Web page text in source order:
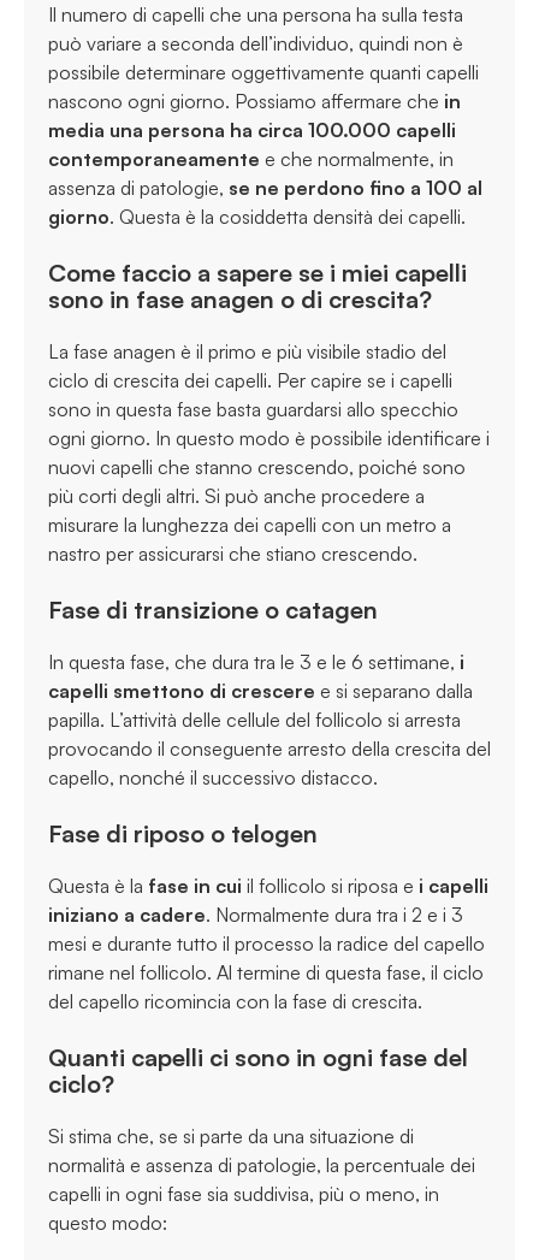
Il numero di capelli che una persona ha sulla testa
può variare a seconda dell’individuo, quindi non è
possibile determinare oggettivamente quanti capelli
nascono ogni giorno. Possiamo affermare che in
media una persona ha circa 100.000 capelli
contemporaneamente e che normalmente, in
assenza di patologie, se ne perdono fino a 100 al
giorno. Questa è la cosiddetta densità dei capelli.
Come faccio a sapere se i miei capelli
sono in fase anagen o di crescita?
La fase anagen è il primo e più visibile stadio del
ciclo di crescita dei capelli. Per capire se i capelli
sono in questa fase basta guardarsi allo specchio
ogni giorno. In questo modo è possibile identificare i
nuovi capelli che stanno crescendo, poiché sono
più corti degli altri. Si può anche procedere a
misurare la lunghezza dei capelli con un metro a
nastro per assicurarsi che stiano crescendo.
Fase di transizione o catagen
In questa fase, che dura tra le 3 e le 6 settimane, i
capelli smettono di crescere e si separano dalla
papilla. L’attività delle cellule del follicolo si arresta
provocando il conseguente arresto della crescita del
capello, nonché il successivo distacco.
Fase di riposo o telogen
Questa è la fase in cui il follicolo si riposa e i capelli
iniziano a cadere. Normalmente dura tra i 2 e i 3
mesi e durante tutto il processo la radice del capello
rimane nel follicolo. Al termine di questa fase, il ciclo
del capello ricomincia con la fase di crescita.
Quanti capelli ci sono in ogni fase del
ciclo?
Si stima che, se si parte da una situazione di
normalità e assenza di patologie, la percentuale dei
capelli in ogni fase sia suddivisa, più o meno, in
questo modo: